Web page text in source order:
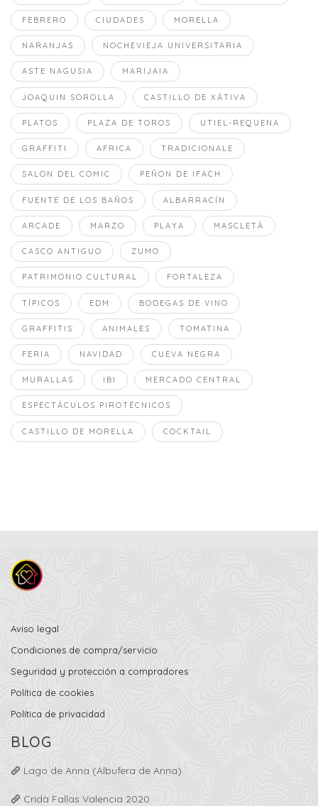
FEBRERO CIUDADES MORELLA
NARANJAS NOCHEVIEJA UNIVERSITARIA
ASTE NAGUSIA MARIJAIA
JOAQUIN SOROLLA CASTILLO DE XÁTIVA
PLATOS PLAZA DE TOROS UTIEL-REQUENA
GRAFFITI AFRICA TRADICIONALE
SALON DEL COMIC PEÑON DE IFACH
FUENTE DE LOS BAÑOS ALBARRACÍN
ARCADE MARZO PLAYA MASCLETÀ
CASCO ANTIGUO ZUMO
PATRIMONIO CULTURAL FORTALEZA
TÍPICOS EDM BODEGAS DE VINO
GRAFFITIS ANIMALES TOMATINA
FERIA NAVIDAD CUEVA NEGRA
MURALLAS IBI MERCADO CENTRAL
ESPECTÁCULOS PIROTÉCNICOS
CASTILLO DE MORELLA COCKTAIL
Aviso legal
Condiciones de compra/servicio
Seguridad y protección a compradores
Política de cookies
Política de privacidad
BLOG
Lago de Anna (Albufera de Anna)
Cridà Fallas Valencia 2020